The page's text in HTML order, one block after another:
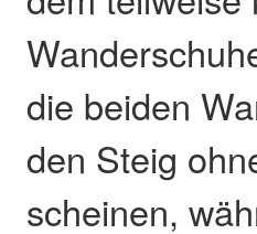
die beiden
den Steig
scheinen,